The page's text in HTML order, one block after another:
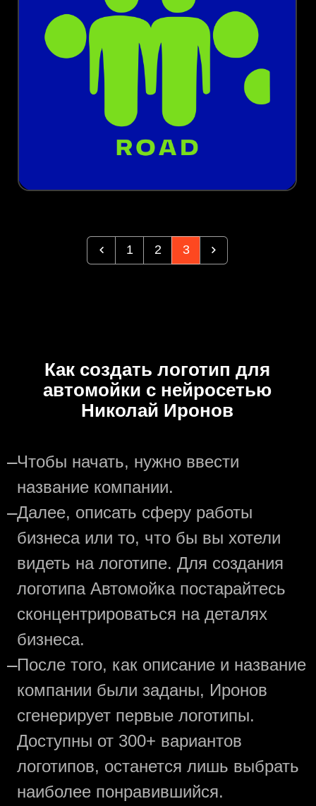
1 2 3
Как создать логотип для
автомойки с нейросетью
Николай Иронов
—Чтобы начать, нужно ввести
название компании.
—Далее, описать сферу работы
бизнеса или то, что бы вы хотели
видеть на логотипе. Для создания
логотипа Автомойка постарайтесь
сконцентрироваться на деталях
бизнеса.
—После того, как описание и название
компании были заданы, Иронов
сгенерирует первые логотипы.
Доступны от 300+ вариантов
логотипов, останется лишь выбрать
наиболее понравившийся.